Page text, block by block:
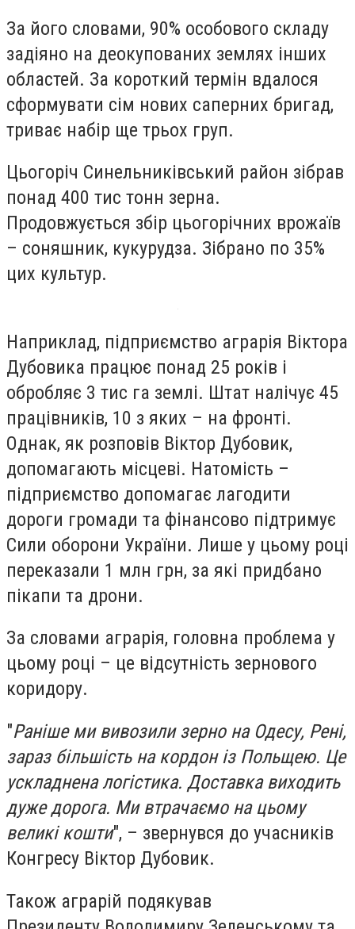
За його словами, 90% особового складу
задіяно на деокупованих землях інших
областей. За короткий термін вдалося
сформувати сім нових саперних бригад,
триває набір ще трьох груп.
Цьогоріч Синельниківський район зібрав
понад 400 тис тонн зерна.
Продовжується збір цьогорічних врожаїв
– соняшник, кукурудза. Зібрано по 35%
цих культур.
Наприклад, підприємство аграрія Віктора
Дубовика працює понад 25 років і
обробляє 3 тис га землі. Штат налічує 45
працівників, 10 з яких – на фронті.
Однак, як розповів Віктор Дубовик,
допомагають місцеві. Натомість –
підприємство допомагає лагодити
дороги громади та фінансово підтримує
Сили оборони України. Лише у цьому році
переказали 1 млн грн, за які придбано
пікапи та дрони.
За словами аграрія, головна проблема у
цьому році – це відсутність зернового
коридору.
"Раніше ми вивозили зерно на Одесу, Рені,
зараз більшість на кордон із Польщею. Це
ускладнена логістика. Доставка виходить
дуже дорога. Ми втрачаємо на цьому
великі кошти", – звернувся до учасників
Конгресу Віктор Дубовик.
Також аграрій подякував